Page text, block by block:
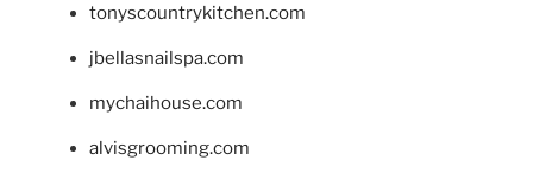
tonyscountrykitchen.com
jbellasnailspa.com
mychaihouse.com
alvisgrooming.com